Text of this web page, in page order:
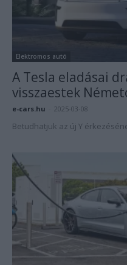
Elektromos autó
A Tesla eladásai
visszaestek
e-cars.hu 2025-03-08
Betudhatjuk az új Y